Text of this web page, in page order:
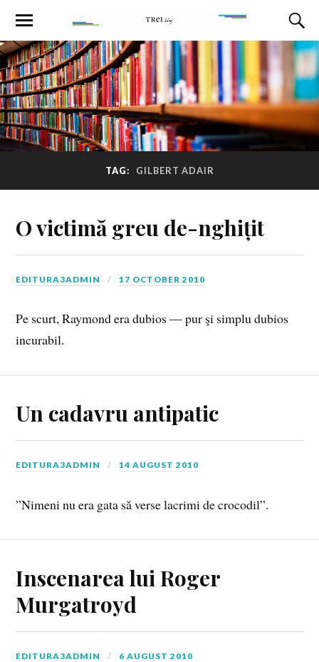
TAG: GILBERT ADAIR
O victimă greu de-nghițit
EDITURA3ADMIN 17 OCTOBER 2010
Pe scurt, Raymond era dubios — pur şi simplu dubios
incurabil.
Un cadavru antipatic
EDITURA3ADMIN 14 AUGUST 2010
”Nimeni nu era gata să verse lacrimi de crocodil”.
Inscenarea lui Roger
Murgatroyd
EDITURA3ADMIN 6 AUGUST 2010